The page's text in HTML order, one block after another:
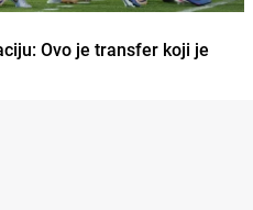
Ovo je transfer koji je